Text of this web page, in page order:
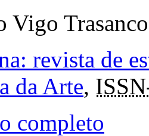
Vigo
revista de
da Arte,
completo